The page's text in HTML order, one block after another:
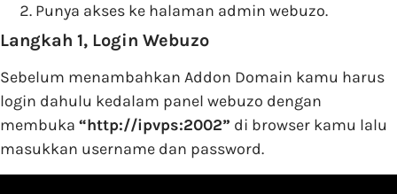
Punya akses ke halaman admin webuzo.
Langkah 1, Login Webuzo
Sebelum menambahkan Addon Domain kamu harus
login dahulu kedalam panel webuzo dengan
membuka “http://ipvps:2002” di browser kamu lalu
masukkan username dan password.